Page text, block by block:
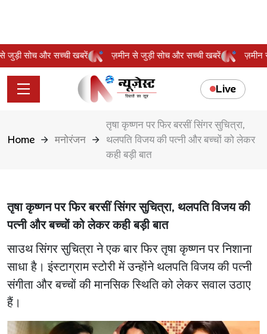
से जुड़ी सोच और सच्ची खबरें ज़मीन से जुड़ी सोच और सच्ची खबरें
Live
Home मनोरंजन
तृषा कृष्णन पर फिर बरसीं सिंगर सुचित्रा,
थलपति विजय की पत्नी और बच्चों को लेकर
कही बड़ी बात
तृषा कृष्णन पर फिर बरसीं सिंगर सुचित्रा, थलपति विजय की
पत्नी और बच्चों को लेकर कही बड़ी बात
साउथ सिंगर सुचित्रा ने एक बार फिर तृषा कृष्णन पर निशाना
साधा है। इंस्टाग्राम स्टोरी में उन्होंने थलपति विजय की पत्नी
संगीता और बच्चों की मानसिक स्थिति को लेकर सवाल उठाए
हैं।